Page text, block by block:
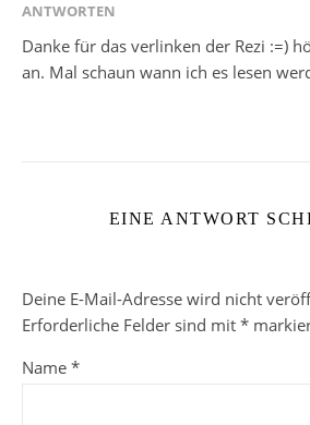
ANTWORTEN
Danke für das verlinken der Rezi :=)
an. Mal schaun wann ich es lesen
EINE ANTWORT
Deine E-Mail-Adresse wird nicht
Erforderliche Felder sind mit *
Name *